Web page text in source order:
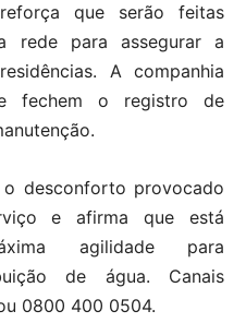
que serão feitas
rede para assegurar a
A companhia
fechem o registro de
o desconforto provocado
e afirma que está
agilidade para
de água. Canais
0800 400 0504.